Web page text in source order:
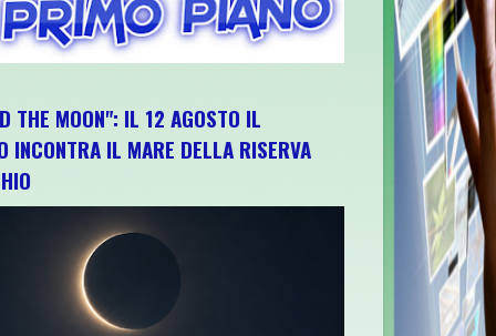
THE MOON": IL 12 AGOSTO IL
INCONTRA IL MARE DELLA RISERVA